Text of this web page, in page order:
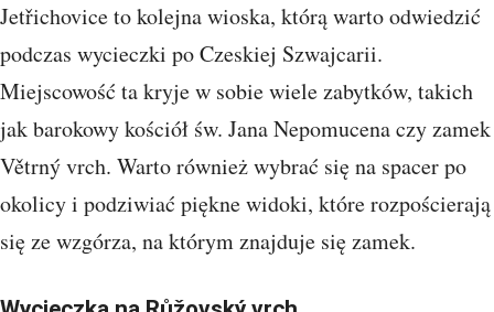
Jetřichovice to kolejna wioska, którą warto odwiedzić
podczas wycieczki po Czeskiej Szwajcarii.
Miejscowość ta kryje w sobie wiele zabytków, takich
jak barokowy kościół św. Jana Nepomucena czy zamek
Větrný vrch. Warto również wybrać się na spacer po
okolicy i podziwiać piękne widoki, które rozpościerają
się ze wzgórza, na którym znajduje się zamek.